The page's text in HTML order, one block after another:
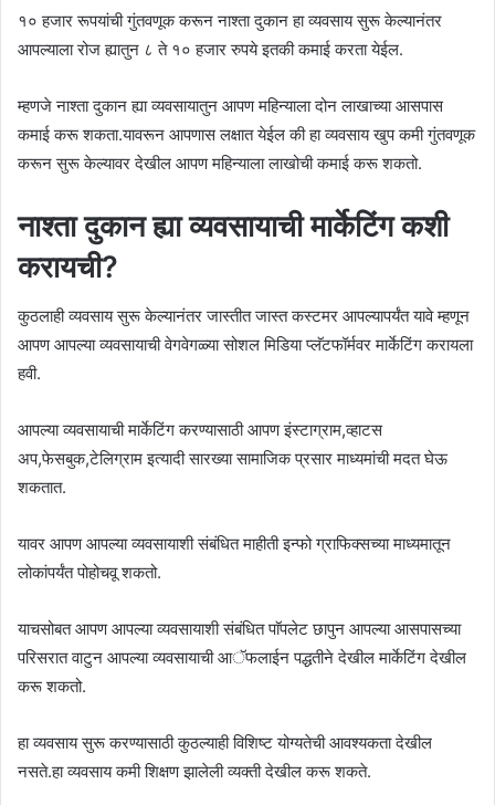
१० हजार रूपयांची गुंतवणूक करून नाश्ता दुकान हा व्यवसाय सुरू केल्यानंतर
आपल्याला रोज ह्यातुन ८ ते १० हजार रुपये इतकी कमाई करता येईल.
म्हणजे नाश्ता दुकान ह्या व्यवसायातुन आपण महिन्याला दोन लाखाच्या आसपास
कमाई करू शकता.यावरून‌ आपणास लक्षात येईल की हा व्यवसाय खुप कमी गुंतवणूक
करून सुरू केल्यावर देखील आपण महिन्याला लाखोची कमाई करू शकतो.
नाश्ता दुकान ह्या व्यवसायाची मार्केटिंग कशी
करायची?
कुठलाही व्यवसाय सुरू केल्यानंतर जास्तीत जास्त कस्टमर आपल्यापर्यंत यावे म्हणून
आपण आपल्या व्यवसायाची वेगवेगळ्या सोशल मिडिया प्लॅटफॉर्मवर मार्केटिंग करायला
हवी.
आपल्या व्यवसायाची मार्केटिंग करण्यासाठी आपण इंस्टाग्राम,व्हाटस
अप,फेसबुक,टेलिग्राम इत्यादी सारख्या सामाजिक प्रसार माध्यमांची मदत घेऊ
शकतात.
यावर आपण आपल्या व्यवसायाशी संबंधित माहीती इन्फो ग्राफिक्सच्या माध्यमातून
लोकांपर्यंत पोहोचवू शकतो.
याचसोबत आपण आपल्या व्यवसायाशी संबंधित पाॅपलेट छापुन आपल्या आसपासच्या
परिसरात वाटुन आपल्या व्यवसायाची आॅफलाईन पद्धतीने देखील मार्केटिंग देखील
करू शकतो.
हा व्यवसाय सुरू करण्यासाठी कुठल्याही विशिष्ट योग्यतेची आवश्यकता देखील
नसते.हा व्यवसाय कमी शिक्षण झालेली व्यक्ती देखील करू शकते.